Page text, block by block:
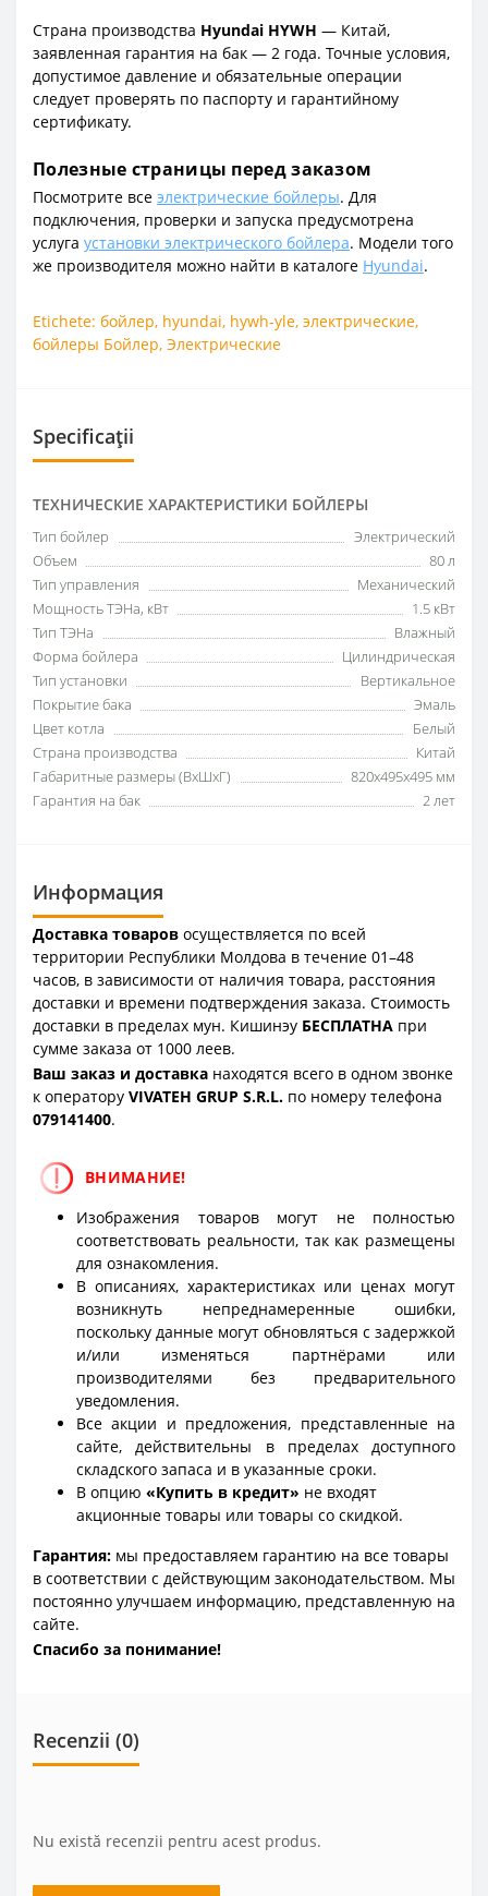
Страна производства Hyundai HYWH — Китай,
заявленная гарантия на бак — 2 года. Точные условия,
допустимое давление и обязательные операции
следует проверять по паспорту и гарантийному
сертификату.
Полезные страницы перед заказом
Посмотрите все электрические бойлеры. Для
подключения, проверки и запуска предусмотрена
услуга установки электрического бойлера. Модели того
же производителя можно найти в каталоге Hyundai.
Etichete: бойлер, hyundai, hywh-yle, электрические,
бойлеры Бойлер, Электрические
Specificații
ТЕХНИЧЕСКИЕ ХАРАКТЕРИСТИКИ БОЙЛЕРЫ
Тип бойлер
Электрический
Объем
80 л
Тип управления
Механический
Мощность ТЭНа, кВт
1.5 кВт
Тип ТЭНа
Влажный
Форма бойлера
Цилиндрическая
Тип установки
Вертикальное
Покрытие бака
Эмаль
Цвет котла
Белый
Страна производства
Китай
Габаритные размеры (ВxШxГ)
820х495х495 мм
Гарантия на бак
2 лет
Информация
Доставка товаров осуществляется по всей
территории Республики Молдова в течение 01–48
часов, в зависимости от наличия товара, расстояния
доставки и времени подтверждения заказа. Стоимость
доставки в пределах мун. Кишинэу БЕСПЛАТНА при
сумме заказа от 1000 леев.
Ваш заказ и доставка находятся всего в одном звонке
к оператору VIVATEH GRUP S.R.L. по номеру телефона
079141400.
ВНИМАНИЕ!
Изображения товаров могут не полностью
соответствовать реальности, так как размещены
для ознакомления.
В описаниях, характеристиках или ценах могут
возникнуть непреднамеренные ошибки,
поскольку данные могут обновляться с задержкой
и/или изменяться партнёрами или
производителями без предварительного
уведомления.
Все акции и предложения, представленные на
сайте, действительны в пределах доступного
складского запаса и в указанные сроки.
В опцию «Купить в кредит» не входят
акционные товары или товары со скидкой.
Гарантия: мы предоставляем гарантию на все товары
в соответствии с действующим законодательством. Мы
постоянно улучшаем информацию, представленную на
сайте.
Спасибо за понимание!
Recenzii (0)
Nu există recenzii pentru acest produs.